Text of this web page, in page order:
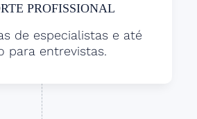
PROFISSIONAL
de especialistas e até
para entrevistas.